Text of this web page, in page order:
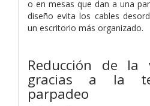
o en mesas que dan a una
diseño evita los cables
un escritorio más organizado.
Reducción de la
gracias a la
parpadeo